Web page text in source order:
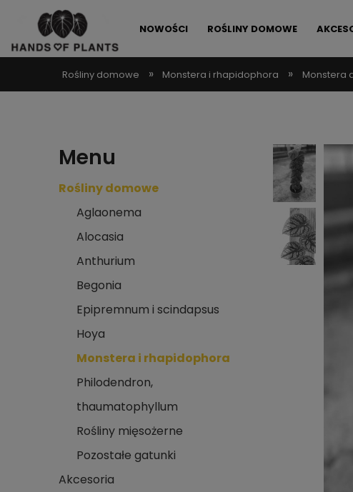
NOWOŚCI ROŚLINY DOMOWE
ALLEGRO LOKALNIE PROMOCJE FAQ
Rośliny domowe » Monstera i rhapidophora » Monstera
Menu
Rośliny domowe
Aglaonema
Alocasia
Anthurium
Begonia
Epipremnum i scindapsus
Hoya
Monstera i rhapidophora
Philodendron,
thaumatophyllum
Rośliny mięsożerne
Pozostałe gatunki
Akcesoria